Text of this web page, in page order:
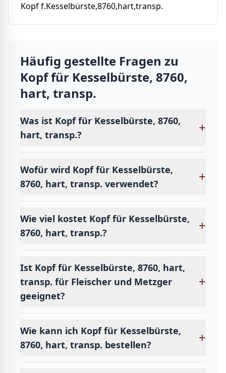
Kopf f.Kesselbürste,8760,hart,transp.
Häufig gestellte Fragen zu
Kopf für Kesselbürste, 8760,
hart, transp.
Was ist Kopf für Kesselbürste, 8760,
hart, transp.?
+
Wofür wird Kopf für Kesselbürste,
8760, hart, transp. verwendet?
+
Wie viel kostet Kopf für Kesselbürste,
8760, hart, transp.?
+
Ist Kopf für Kesselbürste, 8760, hart,
transp. für Fleischer und Metzger
geeignet?
+
Wie kann ich Kopf für Kesselbürste,
8760, hart, transp. bestellen?
+